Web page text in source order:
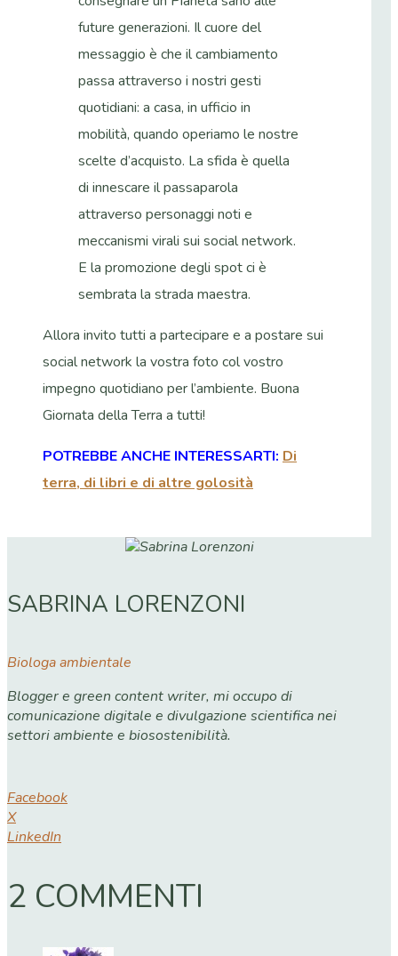
future generazioni. Il cuore del
messaggio è che il cambiamento
passa attraverso i nostri gesti
quotidiani: a casa, in ufficio in
mobilità, quando operiamo le nostre
scelte d’acquisto. La sfida è quella
di innescare il passaparola
attraverso personaggi noti e
meccanismi virali sui social network.
E la promozione degli spot ci è
sembrata la strada maestra.
Allora invito tutti a partecipare e a postare sui
social network la vostra foto col vostro
impegno quotidiano per l’ambiente. Buona
Giornata della Terra a tutti!
POTREBBE ANCHE INTERESSARTI: Di
terra, di libri e di altre golosità
SABRINA LORENZONI
Biologa ambientale
Blogger e green content writer, mi occupo di
comunicazione digitale e divulgazione scientifica nei
settori ambiente e biosostenibilità.
Facebook
X
LinkedIn
2 COMMENTI